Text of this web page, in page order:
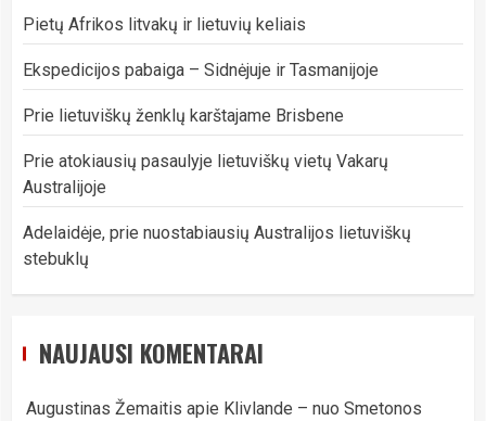
Pietų Afrikos litvakų ir lietuvių keliais
Ekspedicijos pabaiga – Sidnėjuje ir Tasmanijoje
Prie lietuviškų ženklų karštajame Brisbene
Prie atokiausių pasaulyje lietuviškų vietų Vakarų
Australijoje
Adelaidėje, prie nuostabiausių Australijos lietuviškų
stebuklų
NAUJAUSI KOMENTARAI
Augustinas Žemaitis apie Klivlande – nuo Smetonos